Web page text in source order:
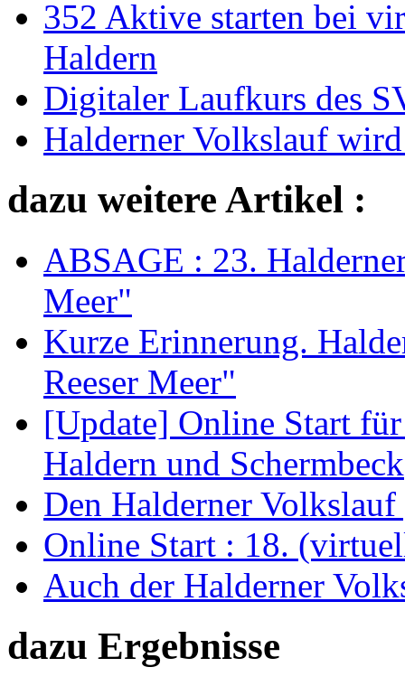
352 Aktive starten bei
Haldern
Digitaler Laufkurs des
Halderner Volkslauf
dazu weitere Artikel :
ABSAGE : 23.
Meer"
Kurze Erinnerung.
Reeser Meer"
[Update] Online Start
Haldern und Schermbeck
Den Halderner
Online Start : 18.
Auch der Halderner
dazu Ergebnisse